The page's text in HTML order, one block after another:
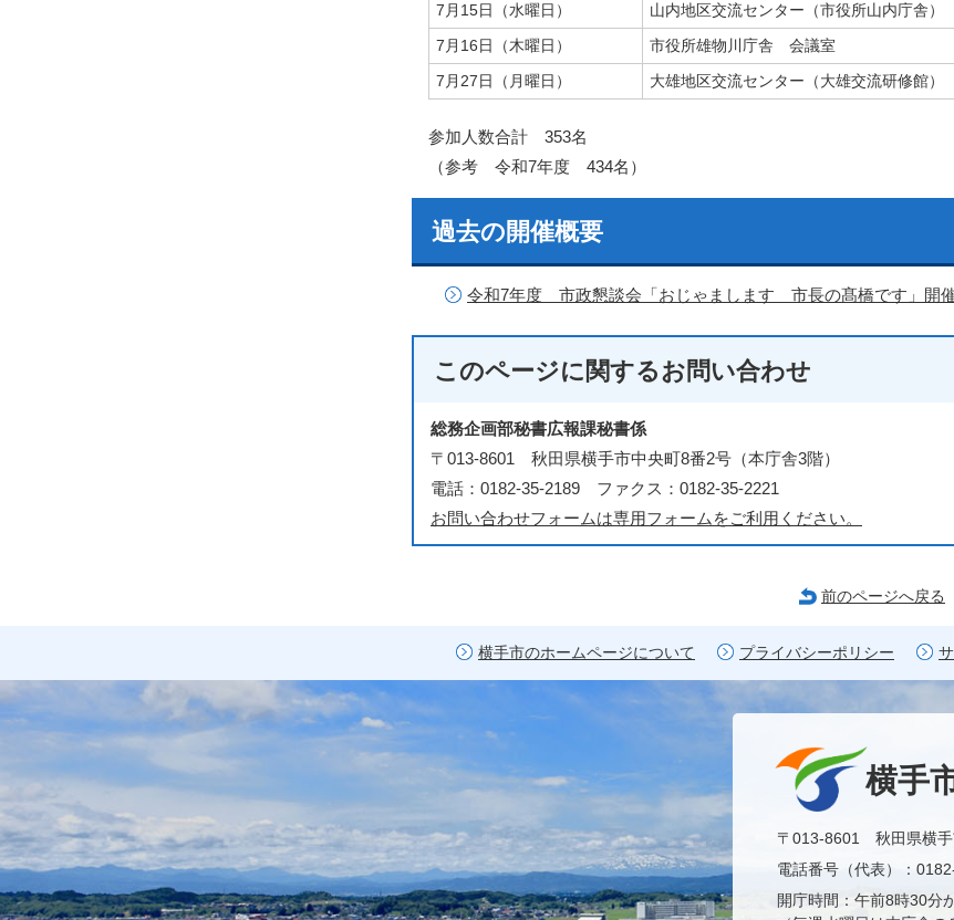
7月15日（水曜日）
山内地区交流センター（市役所山内庁舎
7月16日（木曜日）
市役所雄物川庁舎 会議室
7月27日（月曜日）
大雄地区交流センター（大雄交流研修館
参加人数合計 353名
（参考 令和7年度 434名）
過去の開催概要
令和7年度 市政懇談会「おじゃまします 市長の髙橋です」開
このページに関するお問い合わせ
総務企画部秘書広報課秘書係
〒013-8601 秋田県横手市中央町8番2号（本庁舎3階）
電話：0182-35-2189 ファクス：0182-35-2221
お問い合わせフォームは専用フォームをご利用ください。
前のページへ戻る
横手市のホームページについて プライバシーポリシー
横手
〒013-8601 秋田県横手
電話番号（代表）：
開庁時間：午前8時30分